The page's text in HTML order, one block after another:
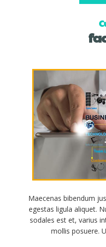
Maecenas bibendum
egestas ligula aliquet.
sodales est et, varius
mollis posuere.